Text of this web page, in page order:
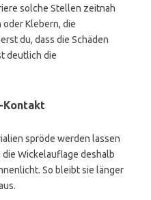
solche Stellen zeitnah
Klebern, die
du, dass die Schäden
deutlich die
Kontakt
spröde werden lassen
die Wickelauflage deshalb
So bleibt sie länger